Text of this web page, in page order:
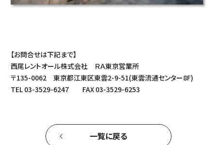
【お問合せは下記まで】
西尾レントオール株式会社 ＲＡ東京営業所
〒135-0062 東京都江東区東雲2-9-51(東雲流通センター8F)
TEL 03-3529-6247 FAX 03-3529-6253
一覧に戻る